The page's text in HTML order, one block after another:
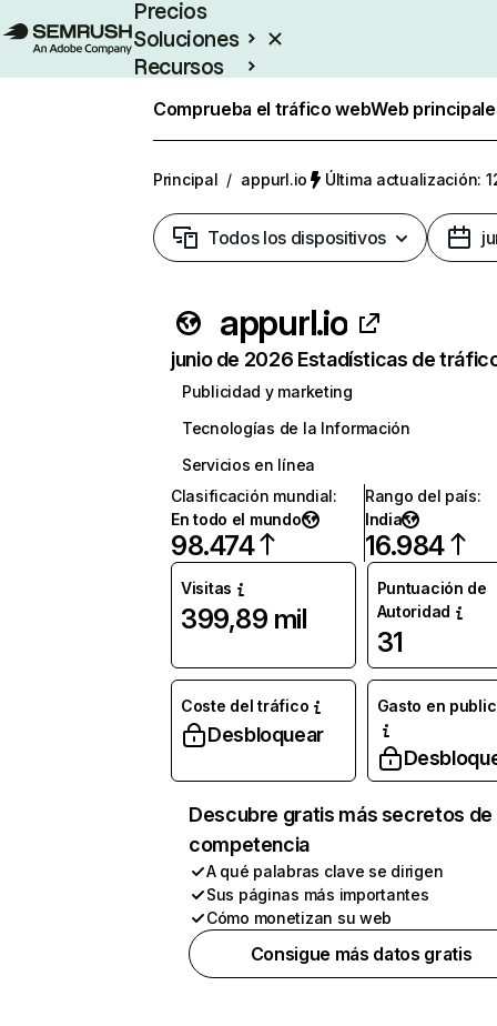
Precios
Soluciones
Recursos
Comprueba el tráfico webWeb
Principal / appurl.io Última actualización:
Todos los dispositivos
appurl.io
junio de 2026 Estadísticas de
Publicidad y marketing
Tecnologías de la Información
Servicios en línea
Clasificación mundial:
En todo el mundo
98.474
Rango del país:
India
16.984
Visitas
399,89 mil
Puntuación de
Autoridad
31
Coste del tráfico
Desbloquear
Gasto en
Descubre gratis más secretos de
competencia
A qué palabras clave se dirigen
Sus páginas más importantes
Cómo monetizan su web
Consigue más datos gratis